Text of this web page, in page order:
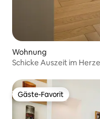
Wohnung
Schicke Auszeit im
Gäste-Favorit
Gäste-Favorit